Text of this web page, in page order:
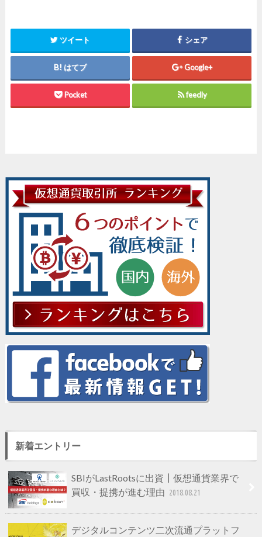
ツイート シェア
はてブ Google+
Pocket feedly
新着エントリー
SBIがLastRootsに出資┃仮想通貨業界で
買収・提携が進む理由 2018.08.21
デジタルコンテンツ二次流通プラットフ